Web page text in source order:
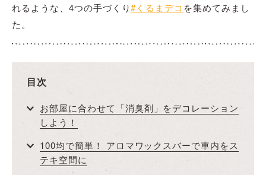
れるような、4つの手づくり#くるまデコ を集めてみまし
た。
目次
お部屋に合わせて「消臭剤」をデコレーション
しよう！
100均で簡単！ アロマワックスバーで車内をス
テキ空間に